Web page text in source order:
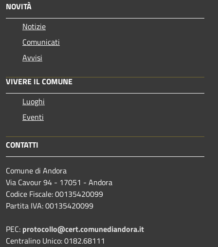
NOVITÀ
Notizie
Comunicati
Avvisi
VIVERE IL COMUNE
Luoghi
Eventi
CONTATTI
Comune di Andora
Via Cavour 94 - 17051 - Andora
Codice Fiscale: 00135420099
Partita IVA: 00135420099
PEC: protocollo@cert.comunediandora.it
Centralino Unico: 0182.68111